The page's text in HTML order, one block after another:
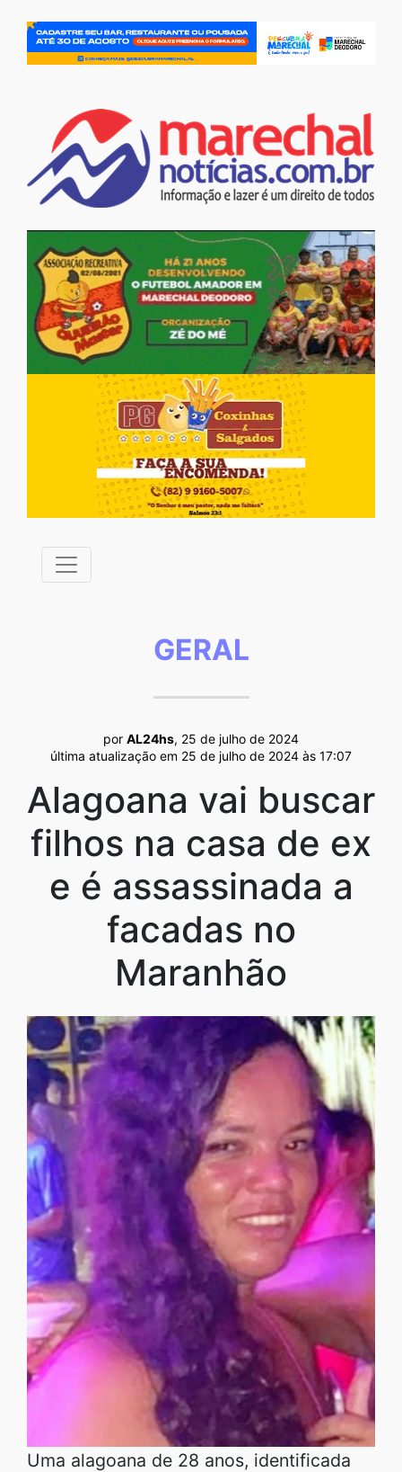
GERAL
por AL24hs, 25 de julho de 2024
última atualização em 25 de julho de 2024 às 17:07
Alagoana vai buscar
filhos na casa de ex
e é assassinada a
facadas no
Maranhão
Uma alagoana de 28 anos, identificada